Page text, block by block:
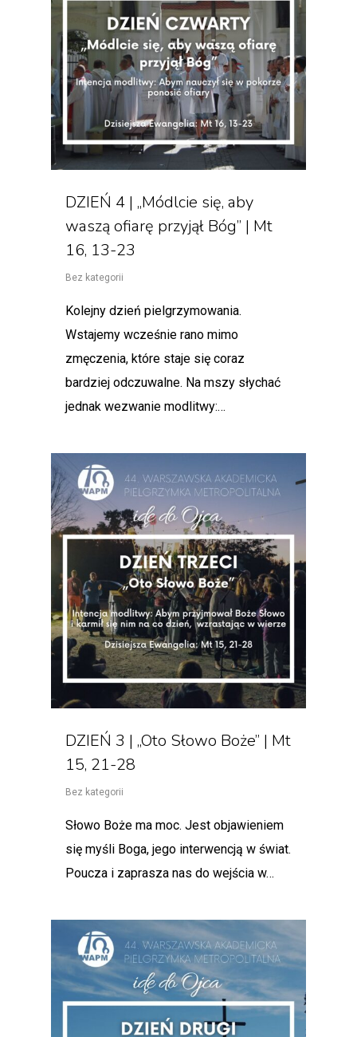
DZIEŃ 4 | „Módlcie się, aby
waszą ofiarę przyjął Bóg” | Mt
16, 13-23
Bez kategorii
Kolejny dzień pielgrzymowania.
Wstajemy wcześnie rano mimo
zmęczenia, które staje się coraz
bardziej odczuwalne. Na mszy słychać
jednak wezwanie modlitwy:…
DZIEŃ 3 | „Oto Słowo Boże” | Mt
15, 21-28
Bez kategorii
Słowo Boże ma moc. Jest objawieniem
się myśli Boga, jego interwencją w świat.
Poucza i zaprasza nas do wejścia w…